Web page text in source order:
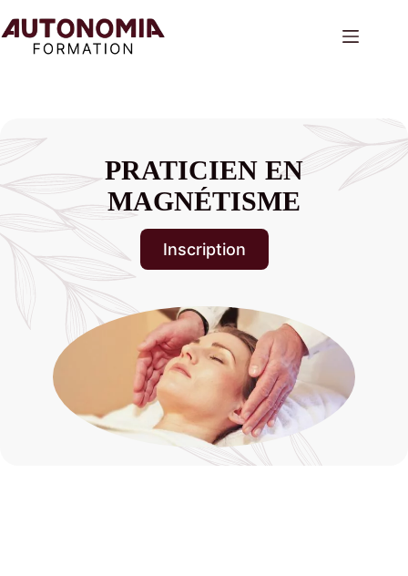
au
contenu
PRATICIEN EN
MAGNÉTISME
Inscription